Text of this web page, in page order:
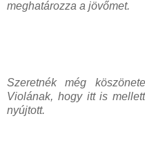
meghatározza a jövőmet.
Szeretnék még
Violának, hogy itt is
nyújtott.